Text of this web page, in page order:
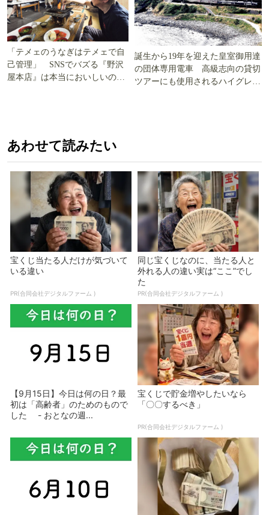
「テメェのうなぎはテメェで自
己管理」 SNSでバズる『野沢
屋本店』は本当においしいの
誕生から19年を迎えた皇室御用達
の団体専用電車 高級志向の貸切
ツアーにも使用されるハイグレー
あわせて読みたい
宝くじ当たる人だけが気づいて
いる違い
PR(合同会社デジタルファーム )
同じ宝くじなのに、当たる人と
外れる人の違い実は“ここ”でし
た
PR(合同会社デジタルファーム )
【9月15日】今日は何の日？最
初は「高齢者」のためのもので
した - おとなの週...
宝くじで貯金増やしたいなら
「〇〇するべき」
PR(合同会社デジタルファーム )